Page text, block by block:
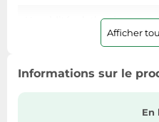
Humidité relative de
fonctionnement (H-
5 -
Température hors
Afficher
Informations sur le
En